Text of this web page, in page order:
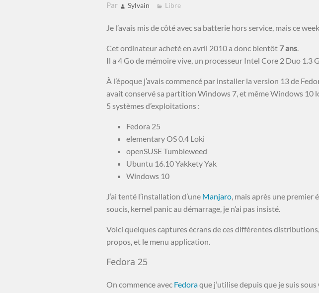
Par Sylvain Libre
Je l’avais mis de côté avec sa batterie hors service, mais ce
Cet ordinateur acheté en avril 2010 a donc bientôt 7 ans.
Il a 4 Go de mémoire vive, un processeur Intel Core 2 Duo
À l’époque j’avais commencé par installer la version 13 de
avait conservé sa partition Windows 7, et même Windows 10
5 systèmes d’exploitations :
Fedora 25
elementary OS 0.4 Loki
openSUSE Tumbleweed
Ubuntu 16.10 Yakkety Yak
Windows 10
J’ai tenté l’installation d’une Manjaro, mais après une premier
soucis, kernel panic au démarrage, je n’ai pas insisté.
Voici quelques captures écrans de ces différentes
propos, et le menu application.
Fedora 25
On commence avec Fedoraque j’utilise depuis que je suis